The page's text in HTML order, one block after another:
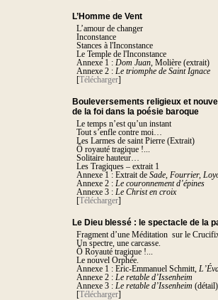
L’Homme de Vent
L’amour de changer
Inconstance
Stances à l'Inconstance
Le Temple de l'Inconstance
Annexe 1 : Dom Juan, Molière (extrait)
Annexe 2 : Le triomphe de Saint Ignace
[Télécharger]
Bouleversements religieux et
de la foi dans la poésie baroque
Le temps n’est qu’un instant
Tout s’enfle contre moi…
Les Larmes de saint Pierre (Extrait)
Ô royauté tragique !...
Solitaire hauteur…
Les Tragiques – extrait 1
Annexe 1 : Extrait de Sade, Fourrier,
Annexe 2 : Le couronnement d’épines
Annexe 3 : Le Christ en croix
[Télécharger]
Le Dieu blessé : le spectacle de la
Fragment d’une Méditation sur le
Un spectre, une carcasse.
Ô Royauté tragique !...
Le nouvel Orphée.
Annexe 1 : Eric-Emmanuel Schmitt,
Annexe 2 : Le retable d’Issenheim
Annexe 3 : Le retable d’Issenheim (détail)
[Télécharger]